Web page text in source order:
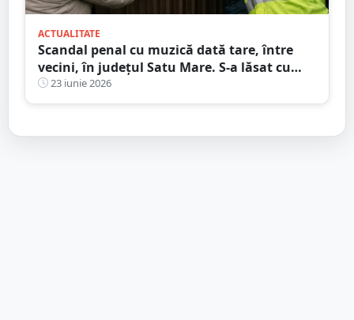
ACTUALITATE
Scandal penal cu muzică dată tare, între
vecini, în județul Satu Mare. S-a lăsat cu
pumni
23 iunie 2026